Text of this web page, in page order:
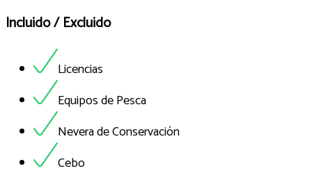
Incluido / Excluido
Licencias
Equipos de Pesca
Nevera de Conservación
Cebo